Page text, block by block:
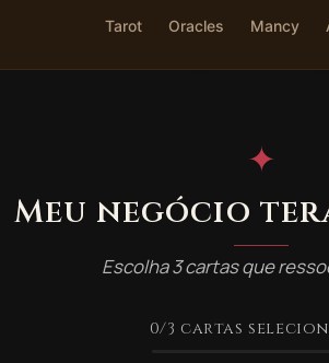
Tarot Oracles Mancy
✦
Meu negócio
Escolha 3 cartas que
0/3 cartas